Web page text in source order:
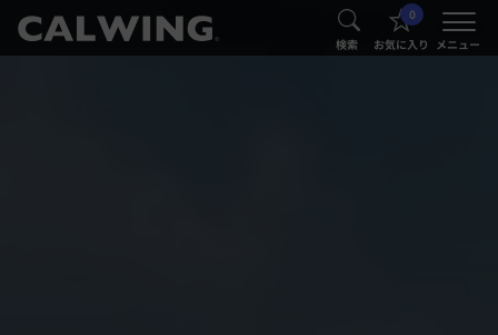
® 検索
0
お気に入り メニュー
®